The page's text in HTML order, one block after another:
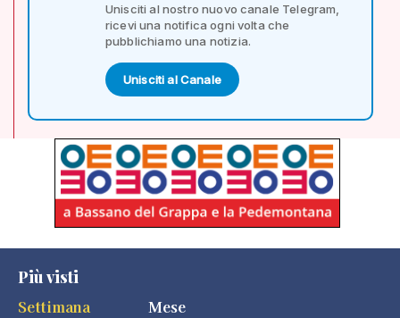
Unisciti al nostro nuovo canale Telegram,
ricevi una notifica ogni volta che
pubblichiamo una notizia.
Unisciti al Canale
Più visti
Settimana
Mese